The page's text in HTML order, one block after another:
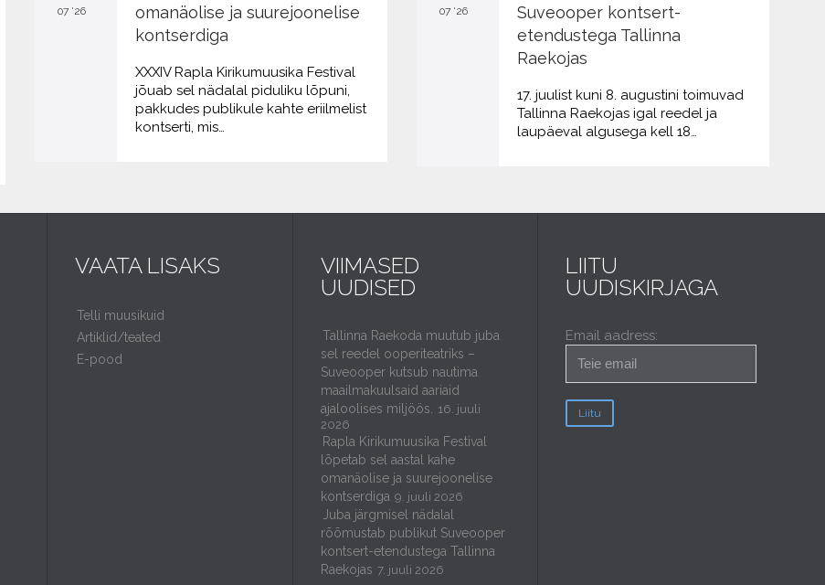
07 '26
omanäolise ja suurejoonelise
kontserdiga
XXXIV Rapla Kirikumuusika Festival
jõuab sel nädalal piduliku lõpuni,
pakkudes publikule kahte eriilmelist
kontserti, mis…
07 '26
Suveooper kontsert-
etendustega Tallinna
Raekojas
17. juulist kuni 8. augustini toimuvad
Tallinna Raekojas igal reedel ja
laupäeval algusega kell 18…
VAATA LISAKS
Telli muusikuid
Artiklid/teated
E-pood
VIIMASED
UUDISED
Tallinna Raekoda muutub juba
sel reedel ooperiteatriks –
Suveooper kutsub nautima
maailmakuulsaid aariaid
ajaloolises miljöös.
16. juuli
2026
Rapla Kirikumuusika Festival
lõpetab sel aastal kahe
omanäolise ja suurejoonelise
kontserdiga 9. juuli 2026
Juba järgmisel nädalal
rõõmustab publikut Suveooper
kontsert-etendustega Tallinna
Raekojas 7. juuli 2026
LIITU
UUDISKIRJAGA
Email aadress: